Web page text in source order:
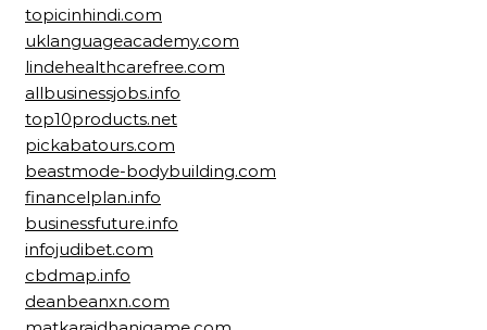
topicinhindi.com
uklanguageacademy.com
lindehealthcarefree.com
allbusinessjobs.info
top10products.net
pickabatours.com
beastmode-bodybuilding.com
financelplan.info
businessfuture.info
infojudibet.com
cbdmap.info
deanbeanxn.com